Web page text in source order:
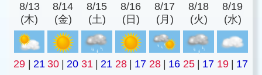
8/13
(木)
8/14
(金)
8/15
(土)
8/16
(日)
8/17
(月)
8/18
(火)
8/19
(水)
29 21 30 20 31 21 28 17 28 16 25 17 19
17